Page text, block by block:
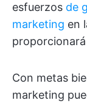
esfuerzos de
marketing en
Con metas
marketing